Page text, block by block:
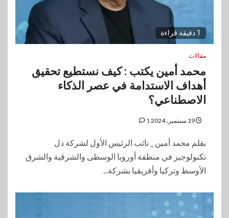
1 دقيقة قراءة
مقالات
محمد أمين يكتب : كيف نستطيع تحقيق
أهداف الاستدامة في عصر الذكاء
الاصطناعي؟
1
بقلم محمد أمين _ نائب الرئيس الأول لشركة دل
تكنولوجيز في منطقة أوروبا الوسطى والشرقية والشرق
الأوسط وتركيا وأفريقيا بشركة...